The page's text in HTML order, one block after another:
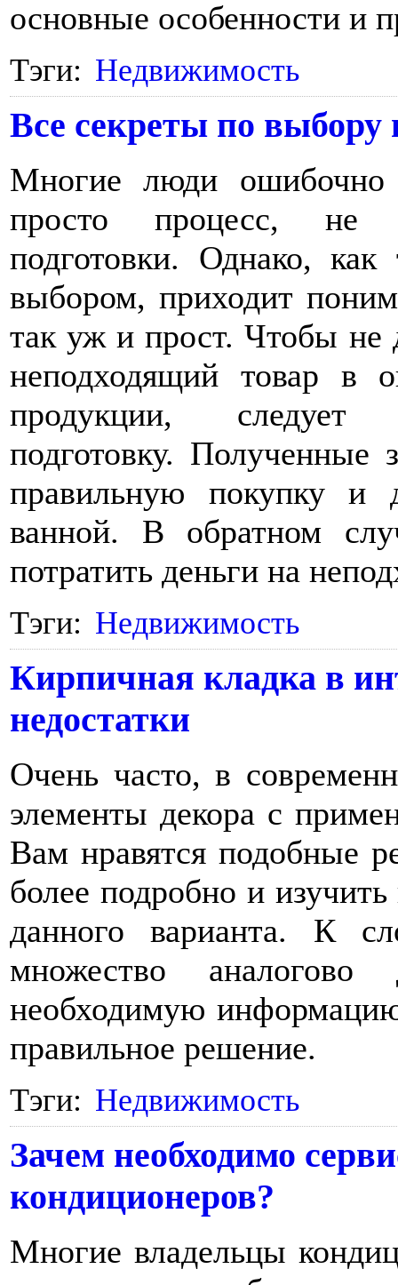
основные особенности и
Тэги: Недвижимость
Все секреты по
Многие люди
просто процесс, не
подготовки. Однако, как
выбором, приходит
так уж и прост. Чтобы не
неподходящий товар в
продукции, следует
подготовку.
правильную покупку и
ванной. В обратном
потратить деньги на
Тэги: Недвижимость
Кирпичная кладка в
недостатки
Очень часто, в
элементы декора с
Вам нравятся подобные
более подробно и
данного варианта. К
множество аналогово
необходимую
правильное решение.
Тэги: Недвижимость
Зачем необходимо
кондиционеров?
Многие владельцы